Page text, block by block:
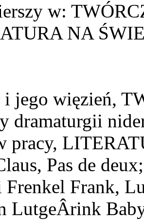
w:
NA
i jego więzień,
dramaturgii
pracy,
Pas de
Frank,
LutgeÂ­rink